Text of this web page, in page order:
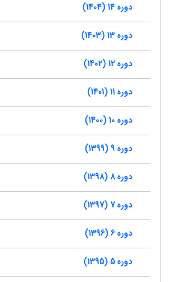
دوره 14 (1404)
دوره 13 (1403)
دوره 12 (1402)
دوره 11 (1401)
دوره 10 (1400)
دوره 9 (1399)
دوره 8 (1398)
دوره 7 (1397)
دوره 6 (1396)
دوره 5 (1395)